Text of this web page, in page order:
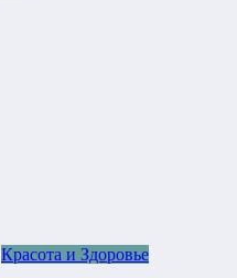
Красота и Здоровье